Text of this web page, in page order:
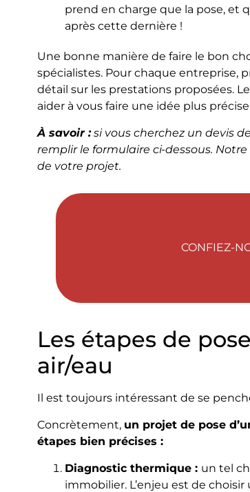
prend en charge que la pose, et
après cette dernière !
Une bonne manière de faire le bon
spécialistes. Pour chaque entreprise,
détail sur les prestations proposées.
aider à vous faire une idée plus
À savoir :si vous cherchez un devis
remplir le formulaire ci-dessous.
de votre projet.
CONFIEZ-
Les étapes de
air/eau
Il est toujours intéressant de se
Concrètement, un projet de pose
étapes bien précises :
Diagnostic thermique : un tel
immobilier. L’enjeu est de